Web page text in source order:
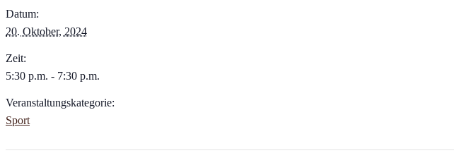
Datum:
20. Oktober, 2024
Zeit:
5:30 p.m. - 7:30 p.m.
Veranstaltungskategorie:
Sport